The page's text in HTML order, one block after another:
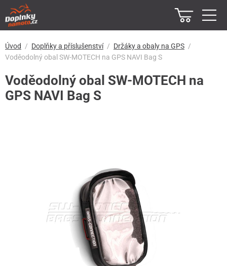
Úvod Doplňky a příslušenství
Držáky a obaly na GPS
Voděodolný obal SW-MOTECH na GPS NAVI Bag S
Voděodolný obal SW-MOTECH na
GPS NAVI Bag S